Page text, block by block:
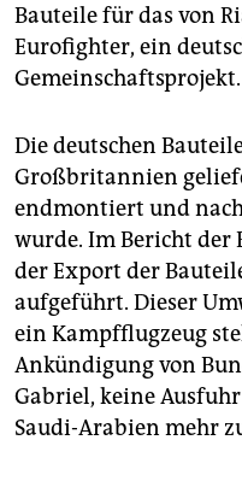
Bauteile für das von
Eurofighter, ein
Gemeinschaftsprojekt.
Die deutschen
Großbritannien
endmontiert und
wurde. Im Bericht
der Export der
aufgeführt. Dieser
ein Kampfflugzeug
Ankündigung von
Gabriel, keine
Saudi-Arabien mehr